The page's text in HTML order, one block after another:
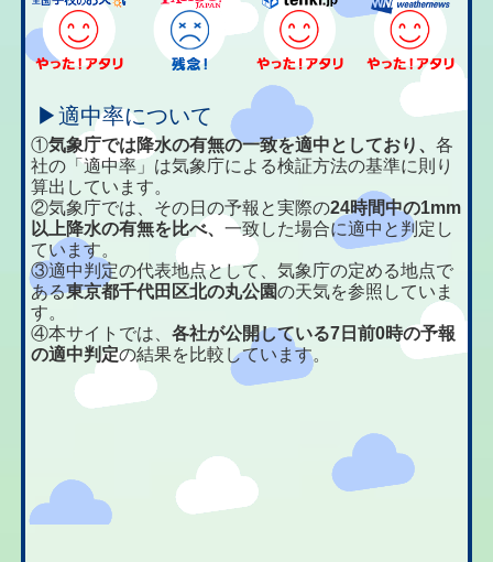
▶適中率について
①気象庁では降水の有無の一致を適中としており、各
社の「適中率」は気象庁による検証方法の基準に則り
算出しています。
②気象庁では、その日の予報と実際の24時間中の1mm
以上降水の有無を比べ、一致した場合に適中と判定し
ています。
③適中判定の代表地点として、気象庁の定める地点で
ある東京都千代田区北の丸公園の天気を参照していま
す。
④本サイトでは、各社が公開している7日前0時の予報
の適中判定の結果を比較しています。